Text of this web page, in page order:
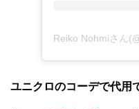
ユニクロのコーデで代用